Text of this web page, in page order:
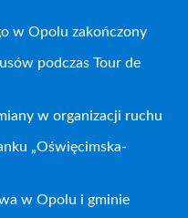
w Opolu zakończony
podczas Tour de
w organizacji ruchu
„Oświęcimska-
w Opolu i gminie